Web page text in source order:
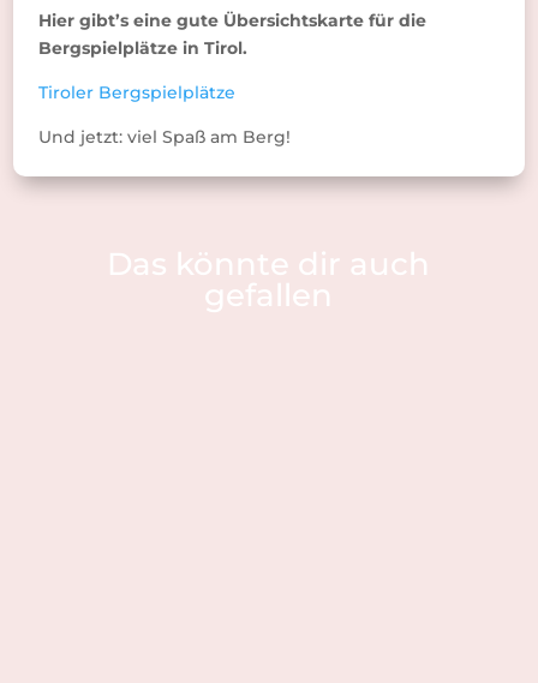
Hier gibt’s eine gute Übersichtskarte für die
Bergspielplätze in Tirol.
Tiroler Bergspielplätze
Und jetzt: viel Spaß am Berg!
Das könnte dir auch
gefallen